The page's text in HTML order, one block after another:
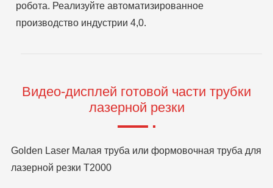
робота. Реализуйте автоматизированное
производство индустрии 4,0.
Видео-дисплей готовой части трубки
лазерной резки
Golden Laser Малая труба или формовочная труба для
лазерной резки T2000